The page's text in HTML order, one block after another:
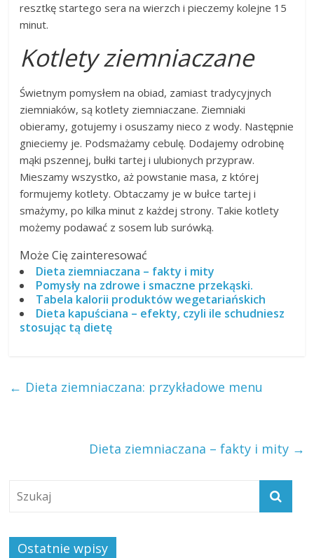
resztkę startego sera na wierzch i pieczemy kolejne 15
minut.
Kotlety ziemniaczane
Świetnym pomysłem na obiad, zamiast tradycyjnych
ziemniaków, są kotlety ziemniaczane. Ziemniaki
obieramy, gotujemy i osuszamy nieco z wody. Następnie
gnieciemy je. Podsmażamy cebulę. Dodajemy odrobinę
mąki pszennej, bułki tartej i ulubionych przypraw.
Mieszamy wszystko, aż powstanie masa, z której
formujemy kotlety. Obtaczamy je w bułce tartej i
smażymy, po kilka minut z każdej strony. Takie kotlety
możemy podawać z sosem lub surówką.
Może Cię zainteresować
Dieta ziemniaczana – fakty i mity
Pomysły na zdrowe i smaczne przekąski.
Tabela kalorii produktów wegetariańskich
Dieta kapuściana – efekty, czyli ile schudniesz
stosując tą dietę
← Dieta ziemniaczana: przykładowe menu
Dieta ziemniaczana – fakty i mity →
Ostatnie wpisy